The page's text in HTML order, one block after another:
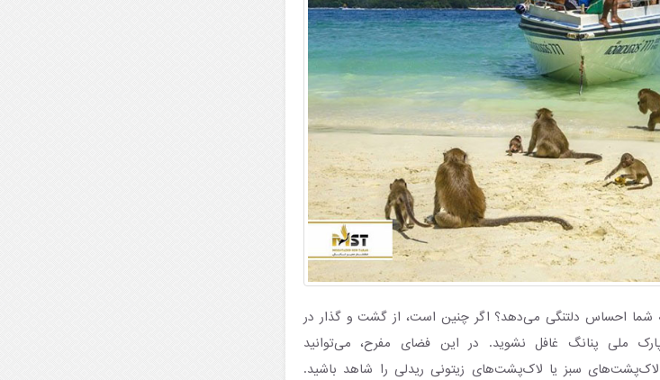
شما احساس دلتنگی می‌دهد؟ اگر چنین است، از گشت و گذار در
ملی پنانگ غافل نشوید. در این فضای مفرح، می‌توانید
سبز یا لاک‌پشت‌های زیتونی ریدلی را شاهد باشید.